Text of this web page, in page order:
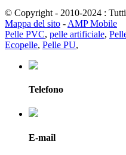
© Copyright - 2010-2024 :
Mappa del sito - AMP Mobile
Pelle PVC, pelle artificiale,
Ecopelle, Pelle PU,
Telefono
E-mail